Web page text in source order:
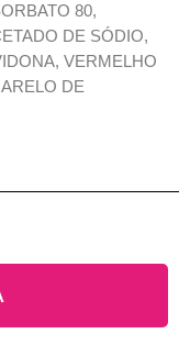
80,
DE SÓDIO,
VERMELHO
DE